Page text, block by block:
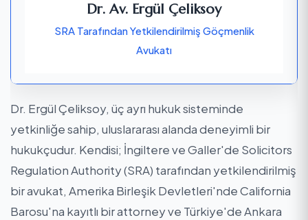
Dr. Av. Ergül Çeliksoy
SRA Tarafından Yetkilendirilmiş Göçmenlik
Avukatı
Dr. Ergül Çeliksoy, üç ayrı hukuk sisteminde
yetkinliğe sahip, uluslararası alanda deneyimli bir
hukukçudur. Kendisi; İngiltere ve Galler'de Solicitors
Regulation Authority (SRA) tarafından yetkilendirilmiş
bir avukat, Amerika Birleşik Devletleri'nde California
Barosu'na kayıtlı bir attorney ve Türkiye'de Ankara